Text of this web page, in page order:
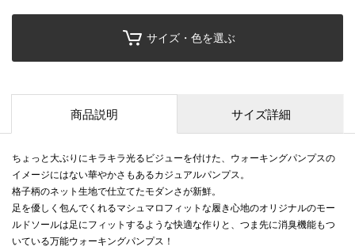
サイズ・色を選ぶ
商品説明 サイズ詳細
ちょっと大ぶりにキラキラ光るビジューを付けた、ウォーキングパンプスの
イメージにはない華やかさもあるカジュアルパンプス。
格子柄のネット生地で仕立てたモダンさが新鮮。
足を優しく包んでくれるマシュマロフィットな履き心地のオリジナルのモー
ルドソールは足にフィットするような快適な作りと、つま先に消臭機能もつ
いている万能ウォーキングパンプス！